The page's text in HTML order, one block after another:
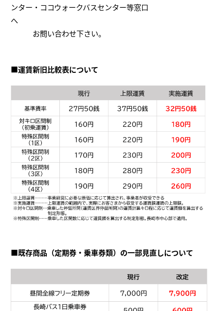
ンター・ココウォークバスセンター等窓口
へ
お問い合わせ下さい。
■運賃新旧比較表について
■既存商品（定期券・乗車券類）の一部見直しについて